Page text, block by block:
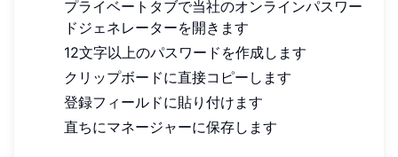
プライベートタブで当社のオンラインパスワー
ドジェネレーターを開きます
12文字以上のパスワードを作成します
クリップボードに直接コピーします
登録フィールドに貼り付けます
直ちにマネージャーに保存します